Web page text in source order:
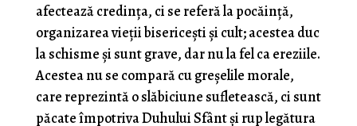
afectează credința, ci se referă la pocăință,
organizarea vieții bisericești și cult; acestea duc
la schisme și sunt grave, dar nu la fel ca ereziile.
Acestea nu se compară cu greșelile morale,
care reprezintă o slăbiciune sufletească, ci sunt
păcate împotriva Duhului Sfânt și rup legătura